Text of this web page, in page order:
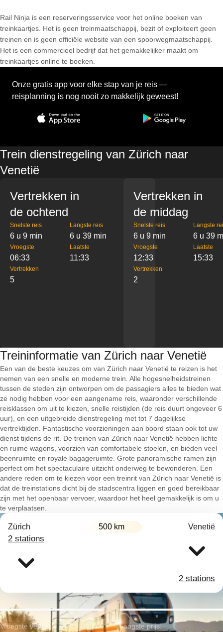
Rail Ninja is een reserveringsservice voor het online boeken van
treinkaartjes. Het is geen treinmaatschappij, bezit of exploiteert geen
treinen en is geen officiële website van een spoorwegmaatschappij.
Het is een commercieel bedrijf dat het gemakkelijker maakt om
treinkaartjes online te boeken.
Onze gratis app voor elke stap van je reis —
reisplanning is nog nooit zo makkelijk geweest!
Trein dienstregeling van Zürich naar
Venetië
Vertrekken in
de ochtend
Snelste reis
6 u 9 min
Langste reis
6 u 39 min
Vroegste
06:33
Laatste
11:33
Vertrekken
5
Vertrekken in
de middag
Snelste reis
6 u 9 min
Langste
6 u 39
Vroegste
12:33
Laatste
15:33
Vertrekken
2
Treininformatie van Zürich naar Venetië
Een van de beste keuzes om van Zürich naar Venetië te reizen is het
nemen van een snelle en moderne trein. Alle hogesnelheidstreinen
tussen de steden zijn ontworpen om de passagiers alles te bieden wat
ze nodig hebben voor een aangename reis, waaronder verschillende
reisklassen om uit te kiezen, snelle reistijden (de reis duurt ongeveer 6
uur), en een uitgebreide dienstregeling met tot 7 dagelijkse
vertrektijden. Fantastische voorzieningen aan boord staan ook tot uw
dienst tijdens de rit. De treinen van Zürich naar Venetië hebben lichte
en ruime wagons, voorzien van comfortabele stoelen, en bieden veel
beenruimte en royale bagageruimte. Grote panoramische ramen zijn
perfect om het spectaculaire uitzicht onderweg te bewonderen. Een
andere reden om te kiezen voor een treinrit van Zürich naar Venetië is
dat de treinstations dicht bij de stadscentra liggen en goed bereikbaar
zijn met het openbaar vervoer, waardoor het heel gemakkelijk is om u
te verplaatsen.
Zürich 500 km Venetië
2 stations
2 stations
Vroegste vertrek: Laagste prijs: